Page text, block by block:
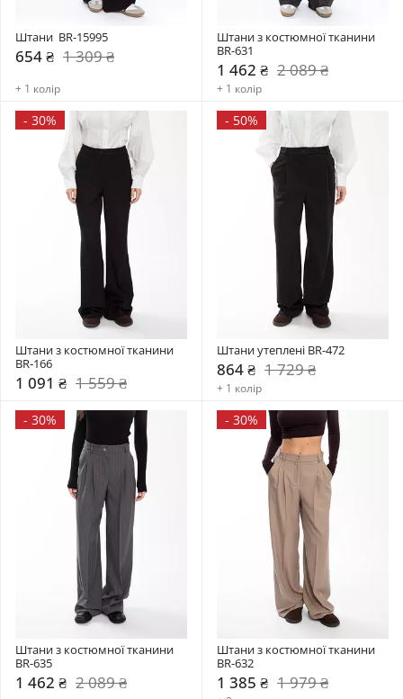
Штани  BR-15995
654 ₴ 1 309 ₴
+ 1 колір
Штани з костюмної тканини
BR-631
1 462 ₴ 2 089 ₴
+ 1 колір
- 30%
Штани з костюмної тканини
BR-166
1 091 ₴ 1 559 ₴
- 50%
Штани утеплені BR-472
864 ₴ 1 729 ₴
+ 1 колір
- 30%
Штани з костюмної тканини
BR-635
1 462 ₴ 2 089 ₴
- 30%
Штани з костюмної тканини
BR-632
1 385 ₴ 1 979 ₴